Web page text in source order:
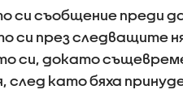
си съобщение преди
си през следващите
си, докато
след като бяха